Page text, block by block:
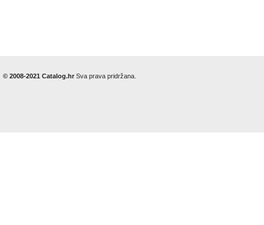
© 2008-2021 Catalog.hr Sva prava pridržana.